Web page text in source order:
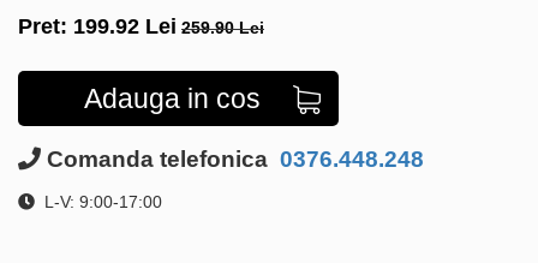
Pret: 199.92 Lei 259.90 Lei
Adauga in cos
Comanda telefonica 0376.448.248
L-V: 9:00-17:00